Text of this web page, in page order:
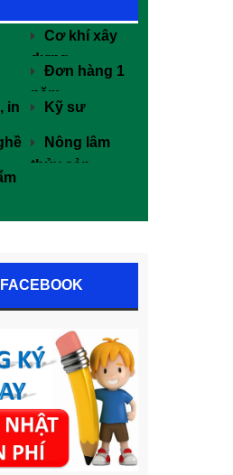
Cơ khí xây
dựng
Đơn hàng 1
năm
in
Kỹ sư
Nông lâm
thủy sản